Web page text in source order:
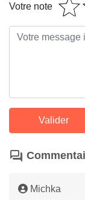
Votre note
Michka